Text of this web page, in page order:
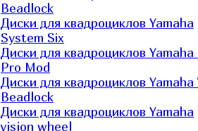
Beadlock
Диски для квадроциклов Yamaha
System Six
Диски для квадроциклов Yamaha
Pro Mod
Диски для квадроциклов Yamaha
Beadlock
Диски для квадроциклов Yamaha
vision wheel